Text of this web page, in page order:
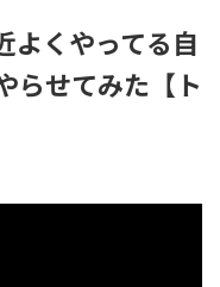
よくやってる自
らせてみた【ト